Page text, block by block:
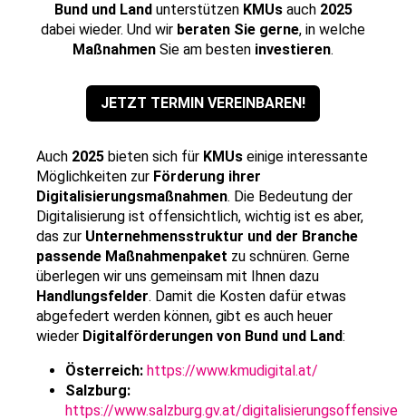
Bund und Landunterstützen KMUsauch 2025
dabei wieder. Und wir beraten Sie gerne, in welche
Maßnahmen Sie am besten investieren.
JETZT TERMIN VEREINBAREN!
Auch 2025 bieten sich für KMUs einige interessante
Möglichkeiten zur Förderung ihrer
Digitalisierungsmaßnahmen. Die Bedeutung der
Digitalisierung ist offensichtlich, wichtig ist es aber,
das zur Unternehmensstruktur und der Branche
passende Maßnahmenpaket zu schnüren. Gerne
überlegen wir uns gemeinsam mit Ihnen dazu
Handlungsfelder. Damit die Kosten dafür etwas
abgefedert werden können, gibt es auch heuer
wieder Digitalförderungen von Bund und Land:
Österreich: https://www.kmudigital.at/
Salzburg:
https://www.salzburg.gv.at/digitalisierungsoffensive